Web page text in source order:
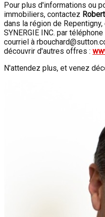
Pour plus d'informations ou
immobiliers, contactez
dans la région de Repentigny,
SYNERGIE INC. par téléphone
courriel à
découvrir d'autres offres :
N'attendez plus, et venez